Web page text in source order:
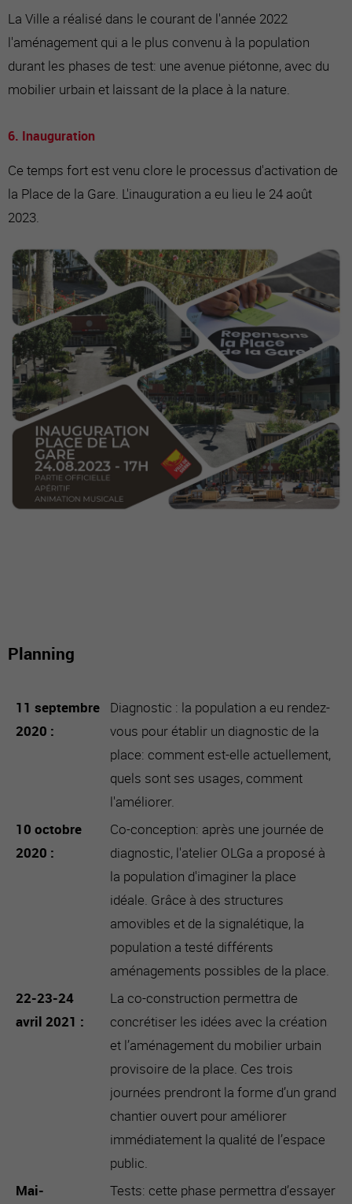
La Ville a réalisé dans le courant de l'année 2022
l'aménagement qui a le plus convenu à la population
durant les phases de test: une avenue piétonne, avec du
mobilier urbain et laissant de la place à la nature.
6. Inauguration
Ce temps fort est venu clore le processus d'activation de
la Place de la Gare. L'inauguration a eu lieu le 24 août
2023.
Planning
11 septembre
2020
Diagnostic : la population a eu rendez-
vous pour établir un diagnostic de la
place: comment est-elle actuellement,
quels sont ses usages, comment
l'améliorer.
10 octobre
2020
Co-conception: après une journée de
diagnostic, l'atelier OLGa a proposé à
la population d'imaginer la place
idéale. Grâce à des structures
amovibles et de la signalétique, la
population a testé différents
aménagements possibles de la place.
22-23-24
avril 2021
La co-construction permettra de
concrétiser les idées avec la création
et l’aménagement du mobilier urbain
provisoire de la place. Ces trois
journées prendront la forme d’un grand
chantier ouvert pour améliorer
immédiatement la qualité de l’espace
public.
Mai-
Tests: cette phase permettra d’essayer